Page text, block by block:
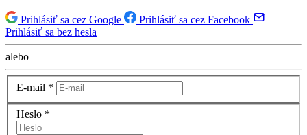
Prihlásiť sa cez Google
Prihlásiť sa cez Facebook
Prihlásiť sa bez hesla
alebo
E-mail *
Heslo *